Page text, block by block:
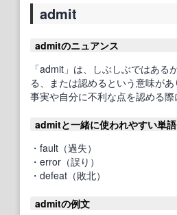
admit
admitのニュアンス
「admit」は、しぶしぶではある
る、または認めるという意味が
事実や自分に不利な点を認める際
admitと一緒に使われやすい単
・fault（過失）
・error（誤り）
・defeat（敗北）
admitの例文